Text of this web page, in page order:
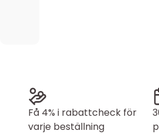
Få 4% i rabattcheck för
varje beställning